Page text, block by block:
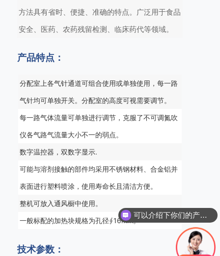
方法具有省时、便捷、准确的特点。广泛用于食品
安全、医药、农药残留检测、临床药代等领域。
产品特点：
分配室上各气针通道可组合使用或单独使用，每一路
气针均可单独开关。分配室的高度可视需要调节。
每一路气体流量可单独进行调节，克服了不可调氮吹
仪各气路气流量大小不一的弱点。
数字温控器，双数字显示.
可能与溶剂接触的部件均采用不锈钢材料、合金铝并
表面进行塑料喷涂，使用寿命长且清洁方便。
整机可放入通风橱中使用。
一般标配的加热块规格为孔径∮16mm。
技术参数：
可以介绍下你们的产品么